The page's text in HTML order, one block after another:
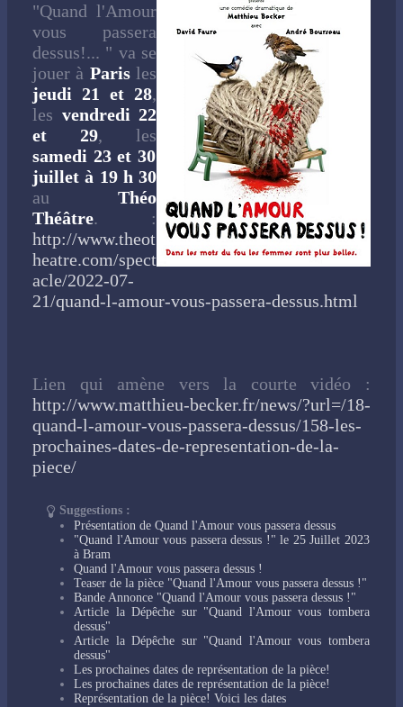
"Quand l'Amour
vous passera
dessus!... " va se
jouer à Parisles
jeudi 21 et 28,
les vendredi 22
et 29, les
samedi 23 et 30
juillet à 19 h 30
au Théo
Théâtre. :
http://www.theot
heatre.com/spect
acle/2022-07-
21/quand-l-amour-vous-passera-dessus.html
Lien qui amène vers la courte vidéo :
http://www.matthieu-becker.fr/news/?url=/18-
quand-l-amour-vous-passera-dessus/158-les-
prochaines-dates-de-representation-de-la-
piece/
Suggestions :
Présentation de Quand l'Amour vous passera dessus
"Quand l'Amour vous passera dessus !" le 25 Juillet 2023
à Bram
Quand l'Amour vous passera dessus !
Teaser de la pièce "Quand l'Amour vous passera dessus !"
Bande Annonce "Quand l'Amour vous passera dessus !"
Article la Dépêche sur "Quand l'Amour vous tombera
dessus"
Article la Dépêche sur "Quand l'Amour vous tombera
dessus"
Les prochaines dates de représentation de la pièce!
Les prochaines dates de représentation de la pièce!
Représentation de la pièce! Voici les dates